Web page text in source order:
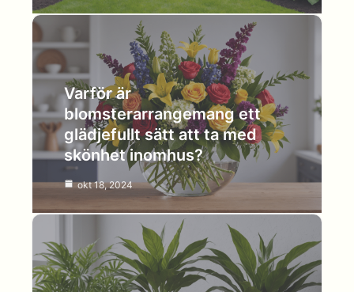
Varför är
blomsterarrangemang ett
glädjefullt sätt att ta med
skönhet inomhus?
okt 18, 2024